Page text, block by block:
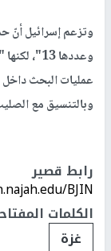
وتزعم إسرائيل
وعددها
عمليات البحث
وبالتنسيق مع
رابط قصير
BJIN/
الكلمات
غزة